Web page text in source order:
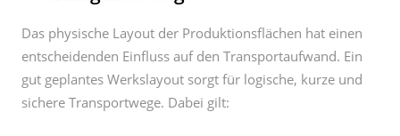
sichere Transportwege. Dabei gilt:
Materialflüsse sollten möglichst linear und
kreuzungsfrei verlaufen, vom Wareneingang bis zum